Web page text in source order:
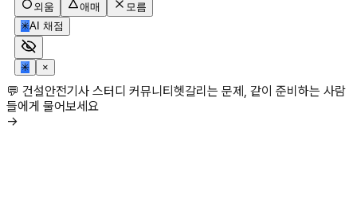
외움
애매
모름
✳AI 채점
✳ ×
💬 건설안전기사 스터디 커뮤니티헷갈리는 문제, 같이 준비하는 사람
들에게 물어보세요
→